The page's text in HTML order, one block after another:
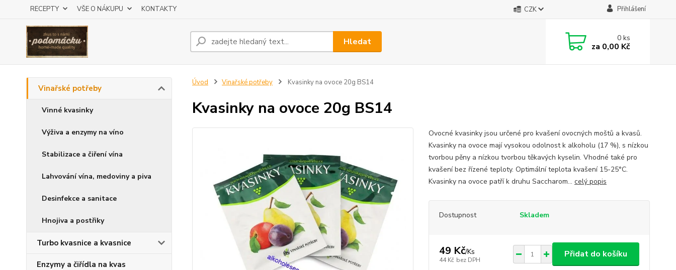
RECEPTY VŠE O NÁKUPU KONTAKTY CZK Přihlášení
Hledat 0ks
za 0,00 Kč
Vinařské potřeby
Vinné kvasinky
Výživa a enzymy na víno
Stabilizace a čiření vína
Lahvování vína, medoviny a piva
Desinfekce a sanitace
Hnojiva a postřiky
Turbo kvasnice a kvasnice
Enzymy a čiřídla na kvas
Úvod Vinařské potřeby Kvasinky na ovoce 20g BS14
Kvasinky na ovoce 20g BS14
Ovocné kvasinky jsou určené pro kvašení ovocných moštů a kvasů.
Kvasinky na ovoce mají vysokou odolnost k alkoholu (17 %), s nízkou
tvorbou pěny a nízkou tvorbou těkavých kyselin. Vhodné také pro
kvašení bez řízené teploty. Optimální teplota kvašení 15-25°C.
Kvasinky na ovoce patří k druhu Saccharom... celý popis
Dostupnost Skladem
49 Kč/Ks
44 Kč bez DPH
Přidat do košíku